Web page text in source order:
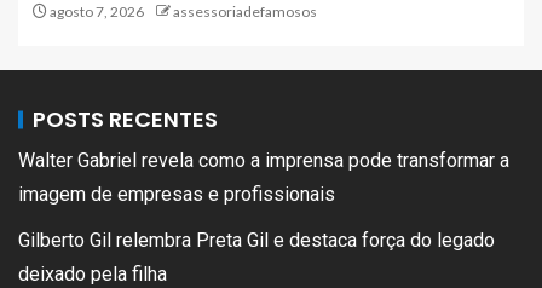
agosto 7, 2026 assessoriadefamosos
POSTS RECENTES
Walter Gabriel revela como a imprensa pode transformar a
imagem de empresas e profissionais
Gilberto Gil relembra Preta Gil e destaca força do legado
deixado pela filha